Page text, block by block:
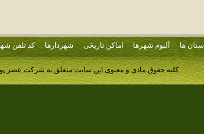
استان ها آلبوم شهرها اماکن تاریخی شهردارها کد تلفن
کلیه حقوق مادی و معنوی این سایت متعلق به شرکت عصر